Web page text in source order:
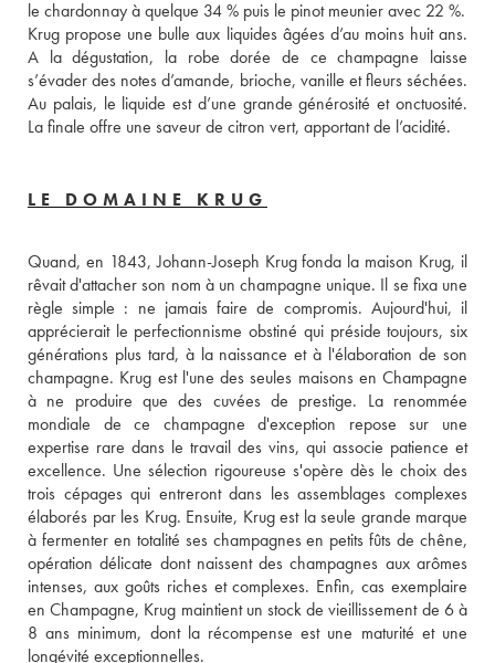
Krug propose une bulle aux liquides âgées d’au moins huit ans.
A la dégustation, la robe dorée de ce champagne laisse
s’évader des notes d’amande, brioche, vanille et fleurs séchées.
Au palais, le liquide est d’une grande générosité et onctuosité.
LE DOMAINE KRUG
Quand, en 1843, Johann-Joseph Krug fonda la maison Krug, il
rêvait d'attacher son nom à un champagne unique. Il se fixa une
règle simple : ne jamais faire de compromis. Aujourd'hui, il
apprécierait le perfectionnisme obstiné qui préside toujours, six
générations plus tard, à la naissance et à l'élaboration de son
champagne. Krug est l'une des seules maisons en Champagne
à ne produire que des cuvées de prestige. La renommée
mondiale de ce champagne d'exception repose sur une
expertise rare dans le travail des vins, qui associe patience et
excellence. Une sélection rigoureuse s'opère dès le choix des
trois cépages qui entreront dans les assemblages complexes
élaborés par les Krug. Ensuite, Krug est la seule grande marque
à fermenter en totalité ses champagnes en petits fûts de chêne,
opération délicate dont naissent des champagnes aux arômes
intenses, aux goûts riches et complexes. Enfin, cas exemplaire
en Champagne, Krug maintient un stock de vieillissement de 6 à
8 ans minimum, dont la récompense est une maturité et une
longévité exceptionnelles.